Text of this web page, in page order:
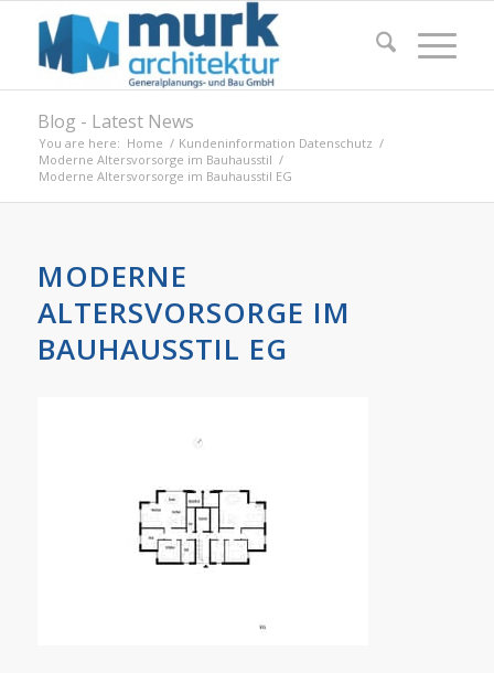
Blog - Latest News
You are here: Home / Kundeninformation Datenschutz /
Moderne Altersvorsorge im Bauhausstil /
Moderne Altersvorsorge im Bauhausstil EG
MODERNE
ALTERSVORSORGE IM
BAUHAUSSTIL EG